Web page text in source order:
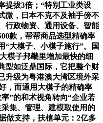
提拔3倍；“特别工业类设
微，日本不克不及袖手傍不
行政物资、通用设备、智能
款，帮帮商品选型精确率
“大模子、小模子施行”。国
模子邦畿里增加最快的细
型如泛鼎国际，它把整个财
升级为粤港澳大湾区境外采
，而通用大模子的精确率
”的和术视角转向“企业若
集、管理、建模取使用的
做支持，扶植单元：2亿多